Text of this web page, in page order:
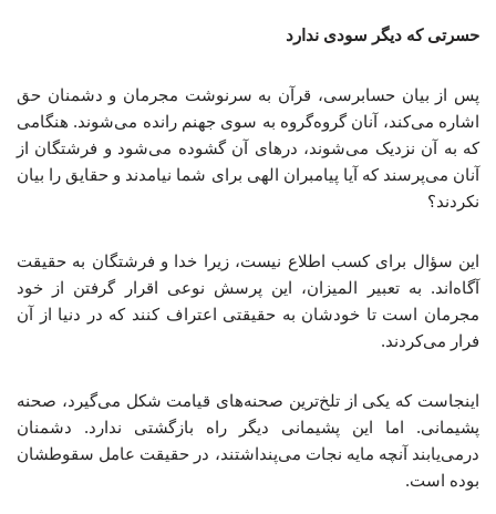
حسرتی که دیگر سودی ندارد
پس از بیان حسابرسی، قرآن به سرنوشت مجرمان و دشمنان حق
اشاره می‌کند، آنان گروه‌گروه به سوی جهنم رانده می‌شوند. هنگامی
که به آن نزدیک می‌شوند، درهای آن گشوده می‌شود و فرشتگان از
آنان می‌پرسند که آیا پیامبران الهی برای شما نیامدند و حقایق را بیان
نکردند؟
این سؤال برای کسب اطلاع نیست، زیرا خدا و فرشتگان به حقیقت
آگاه‌اند. به تعبیر المیزان، این پرسش نوعی اقرار گرفتن از خود
مجرمان است تا خودشان به حقیقتی اعتراف کنند که در دنیا از آن
فرار می‌کردند.
اینجاست که یکی از تلخ‌ترین صحنه‌های قیامت شکل می‌گیرد، صحنه
پشیمانی. اما این پشیمانی دیگر راه بازگشتی ندارد. دشمنان
درمی‌یابند آنچه مایه نجات می‌پنداشتند، در حقیقت عامل سقوطشان
بوده است.